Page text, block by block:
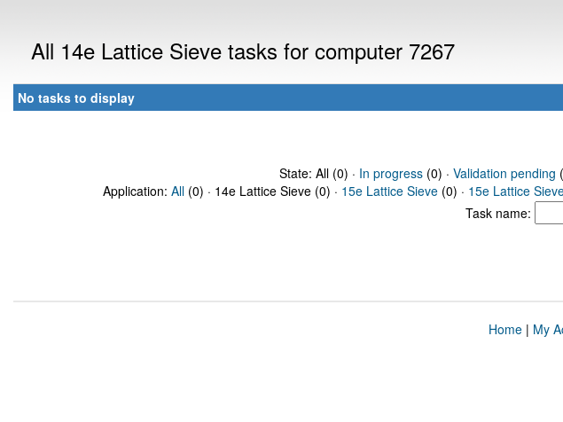
All 14e Lattice Sieve tasks for computer 7267
No tasks to display
State: All (0) · In progress(0) · Validation pending
Application: All (0) · 14e Lattice Sieve (0) · 15e Lattice Sieve (0) · 15e Lattice
Task name:
Home| My